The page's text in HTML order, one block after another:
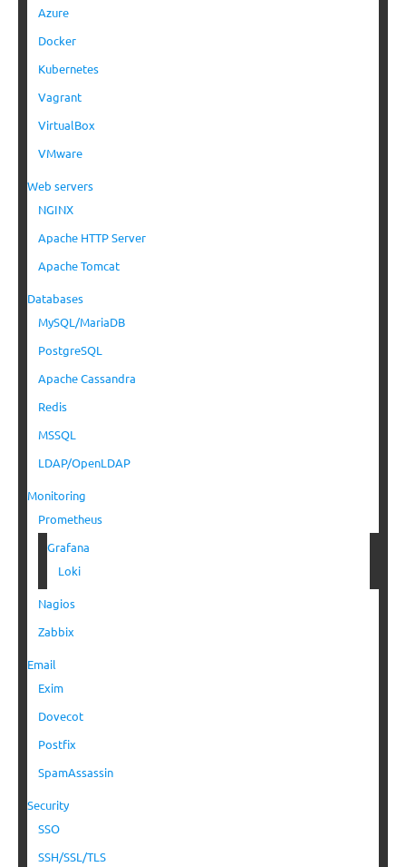
Azure
Docker
Kubernetes
Vagrant
VirtualBox
VMware
Web servers
NGINX
Apache HTTP Server
Apache Tomcat
Databases
MySQL/MariaDB
PostgreSQL
Apache Cassandra
Redis
MSSQL
LDAP/OpenLDAP
Monitoring
Prometheus
Grafana
Loki
Nagios
Zabbix
Email
Exim
Dovecot
Postfix
SpamAssassin
Security
SSO
SSH/SSL/TLS